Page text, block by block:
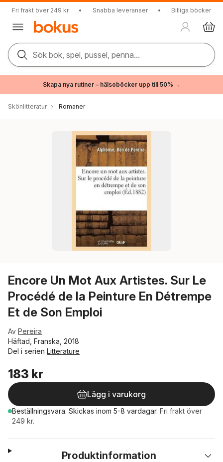
Fri frakt över 249 kr • Snabba leveranser • Billiga böcker
Sök bok, spel, pussel, penna...
Skapa nya rutiner – hälsoböcker upp till 50% →
Skönlitteratur Romaner
Encore Un Mot Aux Artistes. Sur Le
Procédé de la Peinture En Détrempe
Et de Son Emploi
Av Pereira
Häftad, Franska, 2018
Del i serien Litterature
183 kr
Lägg i varukorg
Beställningsvara. Skickas inom 5-8 vardagar. Fri frakt över
249 kr.
Produktinformation